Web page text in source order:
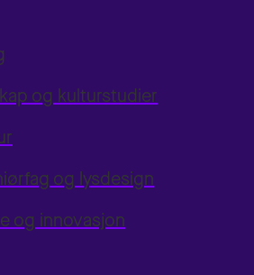
og kulturstudier
og lysdesign
og innovasjon